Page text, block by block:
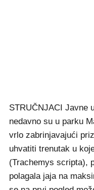
STRUČNJACI Javne
nedavno su u parku
vrlo zabrinjavajući
uhvatiti trenutak u
(Trachemys scripta),
polagala jaja na